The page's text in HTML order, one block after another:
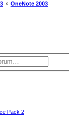
OneNote 2003
Pack 2